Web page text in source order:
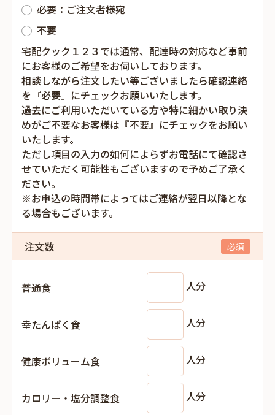
必要：ご注文者様宛
不要
宅配クック１２３では通常、配達時の対応など事前
にお客様のご希望をお伺いしております。
相談しながら注文したい等ございましたら確認連絡
を『必要』にチェックお願いいたします。
過去にご利用いただいている方や特に細かい取り決
めがご不要なお客様は『不要』にチェックをお願い
いたします。
ただし項目の入力の如何によらずお電話にて確認さ
せていただく可能性もございますので予めご了承く
ださい。
※お申込の時間帯によってはご連絡が翌日以降とな
る場合もございます。
注文数
普通食 人分
幸たんぱく食 人分
健康ボリューム食 人分
カロリー・塩分調整食 人分